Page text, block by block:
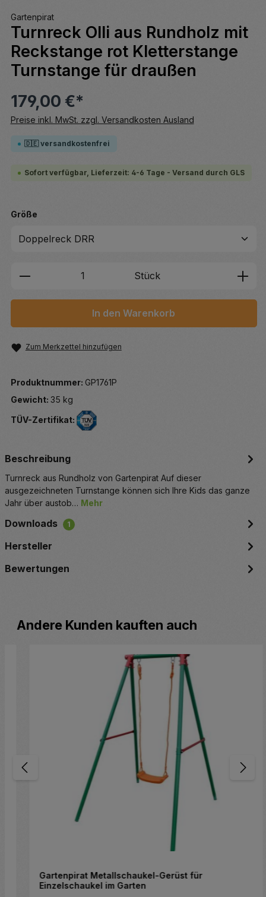
Gartenpirat
Turnreck Olli aus Rundholz mit
Reckstange rot Kletterstange
Turnstange für draußen
179,00 €*
Preise inkl. MwSt. zzgl. Versandkosten Ausland
🇩🇪 versandkostenfrei
Sofort verfügbar, Lieferzeit: 4-6 Tage - Versand durch GLS
Größeauswählen
Produkt Anzahl: Gib den
Stück
In den Warenkorb
Zum Merkzettel hinzufügen
Produktnummer: GP1761P
Gewicht: 35 kg
TÜV-Zertifikat:
Beschreibung
Turnreck aus Rundholz von Gartenpirat Auf dieser
ausgezeichneten Turnstange können sich Ihre Kids das ganze
Jahr über austob… Mehr
Downloads 1
Hersteller
Bewertungen
Produktgalerie überspringen
Andere Kunden kauften auch
Gartenpirat Metallschaukel-Gerüst für
Einzelschaukel im Garten